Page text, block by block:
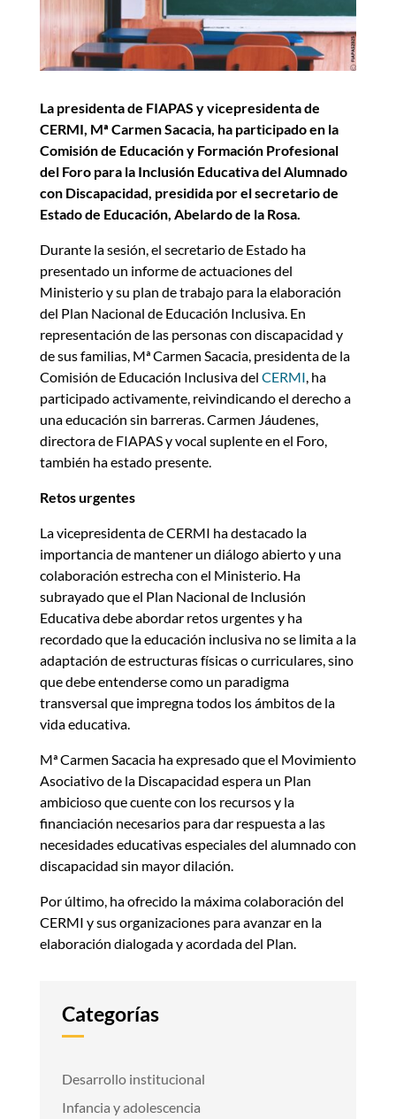
La presidenta de FIAPAS y vicepresidenta de
CERMI, Mª Carmen Sacacia, ha participado en la
Comisión de Educación y Formación Profesional
del Foro para la Inclusión Educativa del Alumnado
con Discapacidad, presidida por el secretario de
Estado de Educación, Abelardo de la Rosa.
Durante la sesión, el secretario de Estado ha
presentado un informe de actuaciones del
Ministerio y su plan de trabajo para la elaboración
del Plan Nacional de Educación Inclusiva. En
representación de las personas con discapacidad y
de sus familias, Mª Carmen Sacacia, presidenta de la
Comisión de Educación Inclusiva del CERMI, ha
participado activamente, reivindicando el derecho a
una educación sin barreras. Carmen Jáudenes,
directora de FIAPAS y vocal suplente en el Foro,
también ha estado presente.
Retos urgentes
La vicepresidenta de CERMI ha destacado la
importancia de mantener un diálogo abierto y una
colaboración estrecha con el Ministerio. Ha
subrayado que el Plan Nacional de Inclusión
Educativa debe abordar retos urgentes y ha
recordado que la educación inclusiva no se limita a la
adaptación de estructuras físicas o curriculares, sino
que debe entenderse como un paradigma
transversal que impregna todos los ámbitos de la
vida educativa.
Mª Carmen Sacacia ha expresado que el Movimiento
Asociativo de la Discapacidad espera un Plan
ambicioso que cuente con los recursos y la
financiación necesarios para dar respuesta a las
necesidades educativas especiales del alumnado con
discapacidad sin mayor dilación.
Por último, ha ofrecido la máxima colaboración del
CERMI y sus organizaciones para avanzar en la
elaboración dialogada y acordada del Plan.
Categorías
Desarrollo institucional
Infancia y adolescencia